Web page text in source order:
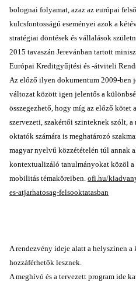
bolognai folyamat, azaz az európai
kulcsfontosságú eseményei azok a
stratégiai döntések és vállalások
2015 tavaszán Jerevánban tartott
Európai Kreditgyűjtési és -átviteli
Az előző ilyen dokumentum 2009-ben
változat között igen jelentős a
összegezhető, hogy míg az előző kötet
szervezeti, szakértői szinteknek szólt,
oktatók számára is meghatározó
magyar nyelvű közzétételén túl annak
kontextualizáló tanulmányokat közöl a
mobilitás témaköreiben. ofi.hu/
es-atjarhatosag-felsooktatasban
A rendezvény ideje alatt a helyszínen
hozzáférhetők lesznek.
A meghívó és a tervezett program ide